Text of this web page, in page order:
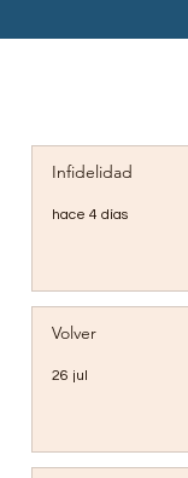
Infidelidad
hace 4 días
Volver
26 jul